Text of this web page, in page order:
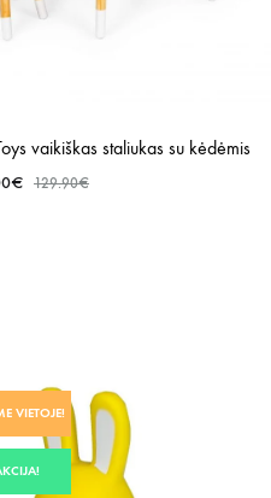
vaikiškas staliukas su kėdėmis
€ 129.90€
VIETOJE!